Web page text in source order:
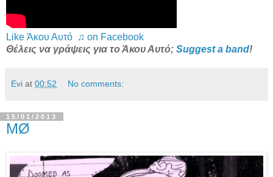
Like Άκου Αυτό ♫ on Facebook
Θέλεις να γράψεις για το Άκου Αυτό; Suggest a band!
Evi at 00:52 No comments:
15/01/2013
MØ